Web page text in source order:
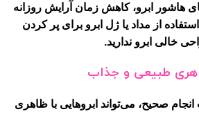
هاشور ابرو، کاهش زمان آرایش روزانه
از مداد یا ژل ابرو برای پر کردن
خالی ابرو ندارید.
طبیعی و جذاب
صحیح، می‌تواند ابروهایی با ظاهری